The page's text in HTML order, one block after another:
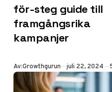
för-steg guide till
framgångsrika
kampanjer
Av:Growthgurun Publicerad
juli 22, 2024